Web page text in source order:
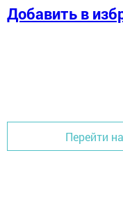
Добавить в
Перейти